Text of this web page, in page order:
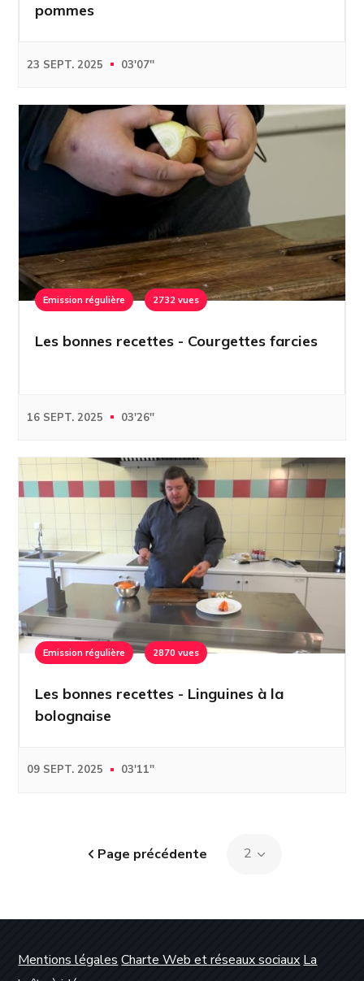
pommes
23 SEPT. 2025 03'07''
Emission régulière 2732 vues
Les bonnes recettes - Courgettes farcies
16 SEPT. 2025 03'26''
Emission régulière 2870 vues
Les bonnes recettes - Linguines à la
bolognaise
09 SEPT. 2025 03'11''
Page précédente
Mentions légales Charte Web et réseaux sociaux La